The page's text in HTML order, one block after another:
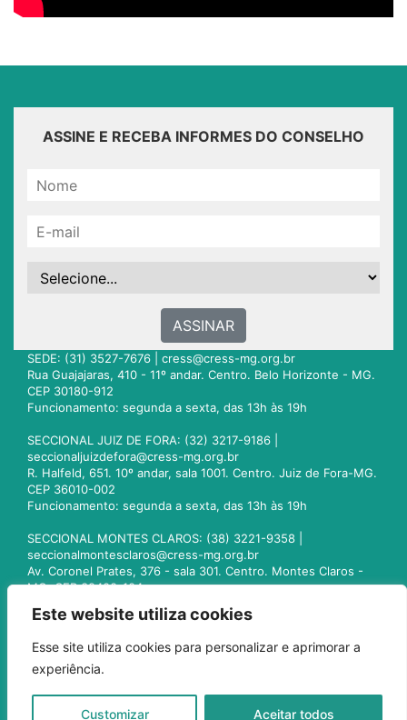
Este website utiliza cookies
Esse site utiliza cookies para personalizar e aprimorar a
experiência.
Customizar Aceitar todos
ASSINE E RECEBA INFORMES DO CONSELHO
ASSINAR
SEDE: (31) 3527-7676 | cress@cress-mg.org.br
Rua Guajajaras, 410 - 11º andar. Centro. Belo Horizonte - MG.
CEP 30180-912
Funcionamento: segunda a sexta, das 13h às 19h
SECCIONAL JUIZ DE FORA: (32) 3217-9186 |
seccionaljuizdefora@cress-mg.org.br
R. Halfeld, 651. 10º andar, sala 1001. Centro. Juiz de Fora-MG.
CEP 36010-002
Funcionamento: segunda a sexta, das 13h às 19h
SECCIONAL MONTES CLAROS: (38) 3221-9358 |
seccionalmontesclaros@cress-mg.org.br
Av. Coronel Prates, 376 - sala 301. Centro. Montes Claros -
MG. CEP 39400-104
seccionaluberlandia@cress-mg.org.br
Av. Afonso Pena, 547 - sala 101. Uberlândia - MG. CEP